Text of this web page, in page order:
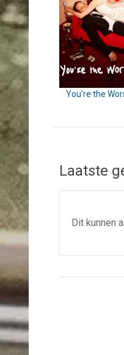
You're the
Laatste
Dit kunnen